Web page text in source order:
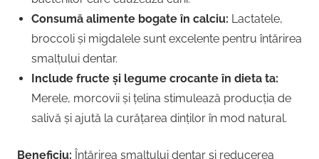
Consumă alimente bogate în calciu: Lactatele,
broccoli și migdalele sunt excelente pentru întărirea
smalțului dentar.
Include fructe și legume crocante în dieta ta:
Merele, morcovii și țelina stimulează producția de
salivă și ajută la curățarea dinților în mod natural.
Beneficiu: Întărirea smalțului dentar și reducerea